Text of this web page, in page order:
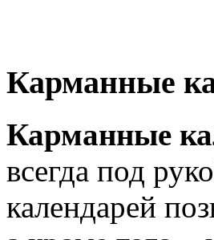
Карманные
Карманные
всегда под
календарей